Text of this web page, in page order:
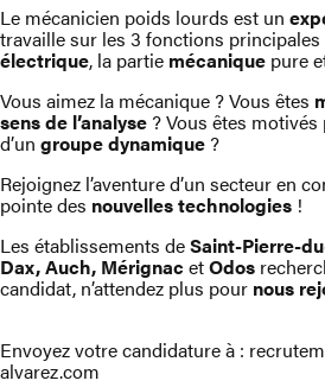
Le mécanicien poids lourds est un
travaille sur les 3 fonctions
électrique, la partie mécanique pure
Vous aimez la mécanique ? Vous êtes
sens de l’analyse ? Vous êtes
d’un groupe dynamique ?
Rejoignez l’aventure d’un secteur en
pointe des nouvelles technologies !
Les établissements deSaint-Pierre-
Dax, Auch, Mérignac etOdos
candidat, n’attendez plus pour nous
Envoyez votre candidature à :
alvarez.com